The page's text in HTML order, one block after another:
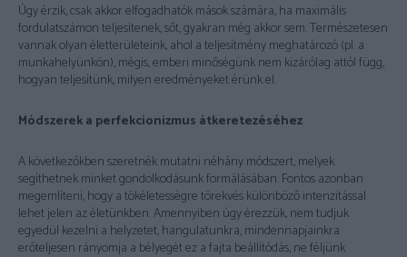
Úgy érzik, csak akkor elfogadhatók mások számára, ha maximális
fordulatszámon teljesítenek, sőt, gyakran még akkor sem. Természetesen
vannak olyan életterületeink, ahol a teljesítmény meghatározó (pl. a
munkahelyünkön), mégis, emberi minőségünk nem kizárólag attól függ,
hogyan teljesítünk, milyen eredményeket érünk el.
Módszerek a perfekcionizmus átkeretezéséhez
A következőkben szeretnék mutatni néhány módszert, melyek
segíthetnek minket gondolkodásunk formálásában. Fontos azonban
megemlíteni, hogy a tökéletességre törekvés különböző intenzitással
lehet jelen az életünkben. Amennyiben úgy érezzük, nem tudjuk
egyedül kezelni a helyzetet, hangulatunkra, mindennapjainkra
erőteljesen rányomja a bélyegét ez a fajta beállítódás, ne féljünk